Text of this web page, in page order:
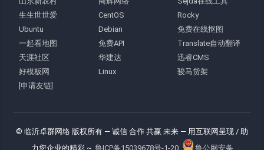
生生世世爱
CentOS
Rocky
Ubuntu
Debian
免费在线抠图
一起看地图
免费API
Translate自动翻译
天涯社区
华建达
迅睿CMS
好模板网
Linux
骏马货架
[申请友链]
© 临沂卓群网络 版权所有 — 诚信 合作 共赢 未来 — 用互联网呈现 / 助
力您企业的精彩 ~ 鲁ICP备15039678号-1-20 鲁公网安备